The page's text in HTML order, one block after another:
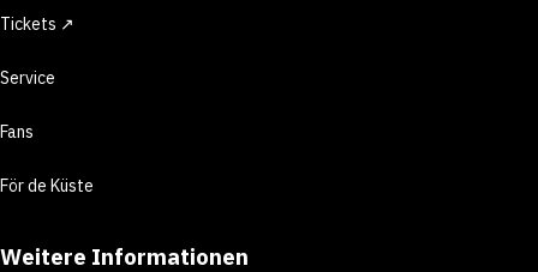
Tickets ↗
Service
Fans
För de Küste
Weitere Informationen